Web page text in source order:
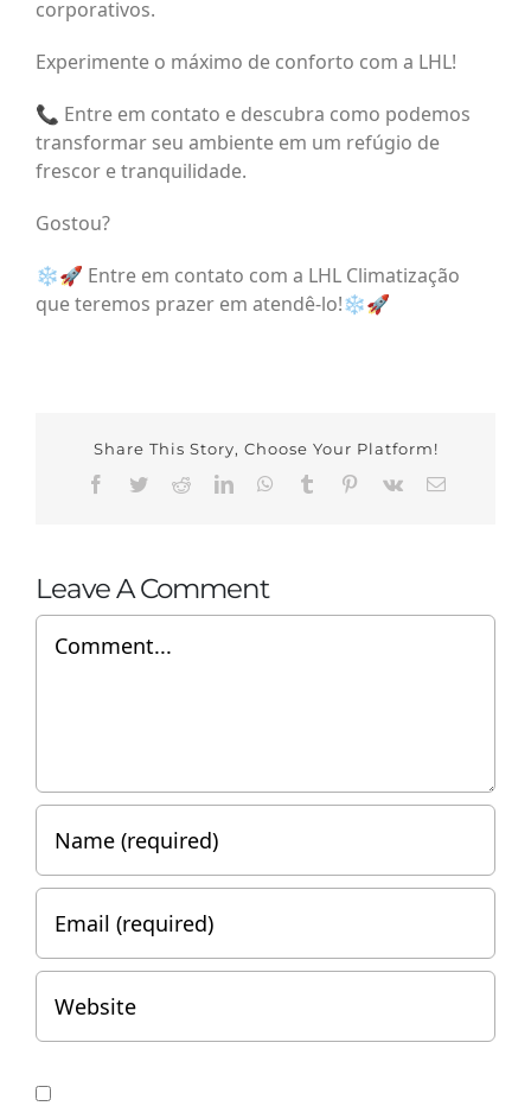
corporativos.
Experimente o máximo de conforto com a LHL!
📞 Entre em contato e descubra como podemos
transformar seu ambiente em um refúgio de
frescor e tranquilidade.
Gostou?
❄️🚀 Entre em contato com a LHL Climatização
que teremos prazer em atendê-lo!❄️🚀
Share This Story, Choose Your Platform!
Facebook
TwitterRedditLinkedInWhatsApp
Tumblr Pinterest
Vk Email
Leave A Comment
Comment